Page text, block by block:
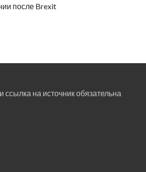
после Brexit
ссылка на источник обязательна